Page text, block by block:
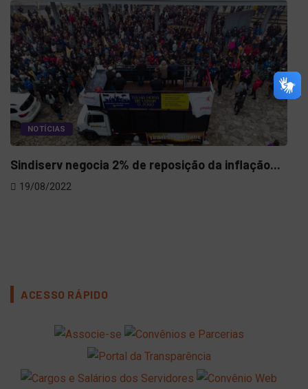
NOTÍCIAS
Sindiserv negocia 2% de reposição da inflação...
19/08/2022
ACESSO RÁPIDO